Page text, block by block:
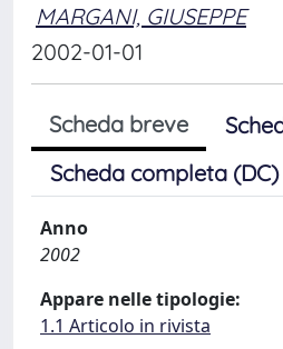
MARGANI, GIUSEPPE
2002-01-01
Scheda breve
Scheda completa (DC)
Anno
2002
Appare nelle tipologie:
1.1 Articolo in rivista